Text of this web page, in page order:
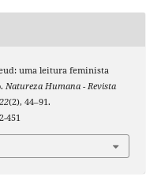
uma leitura feminista
Natureza Humana - Revista
22(2), 44–91.
451